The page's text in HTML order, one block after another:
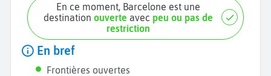
En ce moment, Barcelone est une
destinationouverte avec peu ou pas de
restriction
En bref
Frontières ouvertes